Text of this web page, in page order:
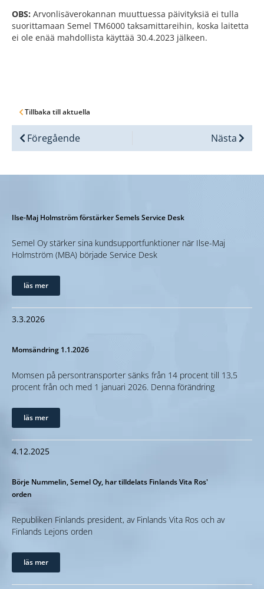
OBS: Arvonlisäverokannan muuttuessa päivityksiä ei tulla
suorittamaan Semel TM6000 taksamittareihin, koska laitetta
ei ole enää mahdollista käyttää 30.4.2023 jälkeen.
Tillbaka till aktuella
Föregående Nästa
Ilse-Maj Holmström förstärker Semels Service Desk
Semel Oy stärker sina kundsupportfunktioner när Ilse-Maj
Holmström (MBA) började Service Desk
läs mer
3.3.2026
Momsändring 1.1.2026
Momsen på persontransporter sänks från 14 procent till 13,5
procent från och med 1 januari 2026. Denna förändring
läs mer
4.12.2025
Börje Nummelin, Semel Oy, har tilldelats Finlands Vita Ros'
orden
Republiken Finlands president, av Finlands Vita Ros och av
Finlands Lejons orden
läs mer